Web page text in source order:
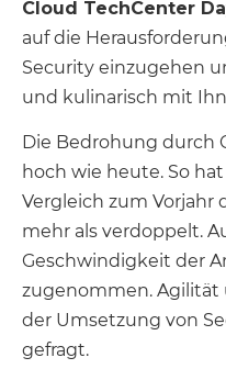
Cloud TechCenter
auf die
Security einzugehen
und kulinarisch mit
Die Bedrohung durch
hoch wie heute. So
Vergleich zum Vorjahr
mehr als verdoppelt.
Geschwindigkeit der
zugenommen. Agilität
der Umsetzung von
gefragt.